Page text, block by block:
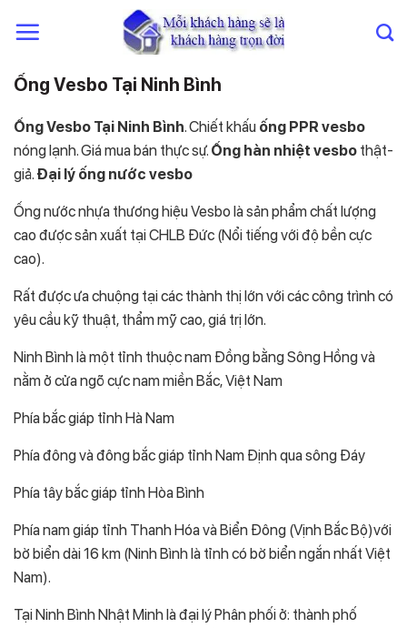
đến
dungỐng Vesbo Tại Ninh Bình
Ống Vesbo Tại Ninh Bình. Chiết khấu ống PPR vesbo
nóng lạnh. Giá mua bán thực sự. Ống hàn nhiệt vesbo thật-
giả. Đại lý ống nước vesbo
Ống nước nhựa thương hiệu Vesbo là sản phẩm chất lượng
cao được sản xuất tại CHLB Đức (Nổi tiếng với độ bền cực
cao).
Rất được ưa chuộng tại các thành thị lớn với các công trình có
yêu cầu kỹ thuật, thẩm mỹ cao, giá trị lớn.
Ninh Bình là một tỉnh thuộc nam Đồng bằng Sông Hồng và
nằm ở cửa ngõ cực nam miền Bắc, Việt Nam
Phía bắc giáp tỉnh Hà Nam
Phía đông và đông bắc giáp tỉnh Nam Định qua sông Đáy
Phía tây bắc giáp tỉnh Hòa Bình
Phía nam giáp tỉnh Thanh Hóa và Biển Đông (Vịnh Bắc Bộ)với
bờ biển dài 16 km (Ninh Bình là tỉnh có bờ biển ngắn nhất Việt
Nam).
Tại Ninh Bình Nhật Minh là đại lý Phân phối ở: thành phố